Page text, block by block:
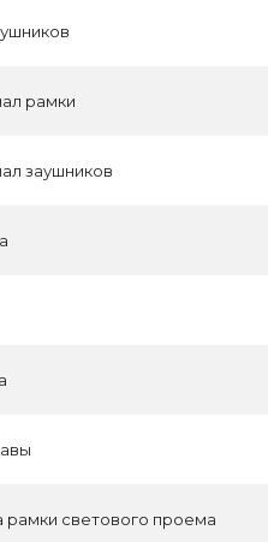
рамки
заушников
светового проема